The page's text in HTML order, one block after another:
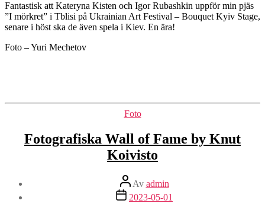
Fantastisk att Kateryna Kisten och Igor Rubashkin uppför min pjäs
”I mörkret” i Tblisi på Ukrainian Art Festival – Bouquet Kyiv Stage,
senare i höst ska de även spela i Kiev. En ära!
Foto – Yuri Mechetov
Kategorier
Foto
Fotografiska Wall of Fame by Knut
Koivisto
Inläggsförfattare
Av admin
Inläggsdatum
2023-05-01